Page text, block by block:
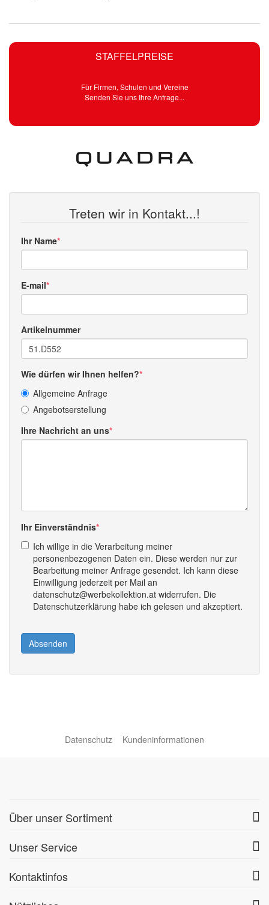
STAFFELPREISE
Für Firmen, Schulen und Vereine
Senden Sie uns Ihre Anfrage...
Treten wir in Kontakt...!
Ihr Name
E-mail
Artikelnummer
Wie dürfen wir Ihnen helfen?
Allgemeine Anfrage
Angebotserstellung
Ihre Nachricht an uns
Ihr Einverständnis
Ich willige in die Verarbeitung meiner
personenbezogenen Daten ein. Diese werden nur zur
Bearbeitung meiner Anfrage gesendet. Ich kann diese
Einwilligung jederzeit per Mail an
datenschutz@werbekollektion.at widerrufen. Die
Datenschutzerklärung habe ich gelesen und akzeptiert.
Absenden
Datenschutz Kundeninformationen
Über unser Sortiment
Unser Service
Kontaktinfos